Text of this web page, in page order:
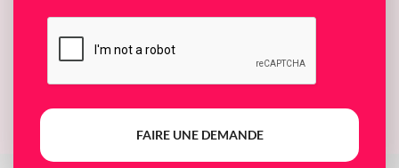
FAIRE UNE DEMANDE